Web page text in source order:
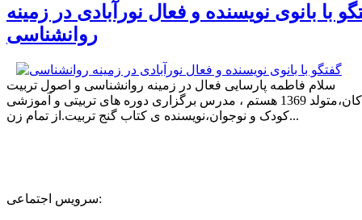
با بانوی نویسنده و فعال نورآبادی در زمینه
روانشناسی
سلام فاطمه پارسایی فعال در زمینه روانشناسی و اصول تربیت
کودکان،متولد 1369 هستم ، مدرس برگزاری دوره های تربیتی و آموزشی
کودک و نوجوان،نویسنده ی کتاب گنج تربیت.از تمام زن...
سرویس اجتماعی: